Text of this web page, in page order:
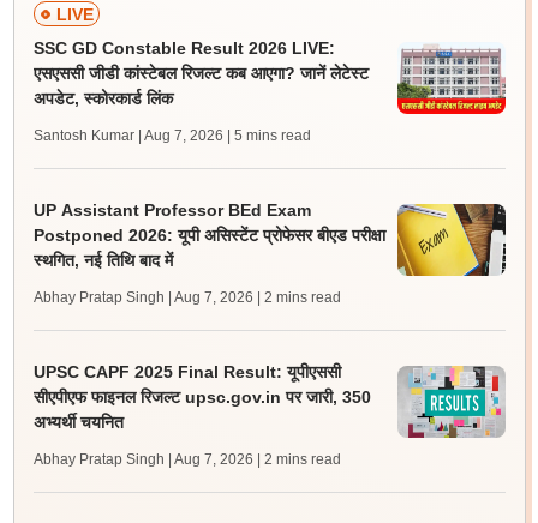
LIVE
SSC GD Constable Result 2026 LIVE:
एसएससी जीडी कांस्टेबल रिजल्ट कब आएगा? जानें लेटेस्ट
अपडेट, स्कोरकार्ड लिंक
Santosh Kumar | Aug 7, 2026 | 5 mins read
UP Assistant Professor BEd Exam
Postponed 2026: यूपी असिस्टेंट प्रोफेसर बीएड परीक्षा
स्थगित, नई तिथि बाद में
Abhay Pratap Singh | Aug 7, 2026 | 2 mins read
UPSC CAPF 2025 Final Result: यूपीएससी
सीएपीएफ फाइनल रिजल्ट upsc.gov.in पर जारी, 350
अभ्यर्थी चयनित
Abhay Pratap Singh | Aug 7, 2026 | 2 mins read